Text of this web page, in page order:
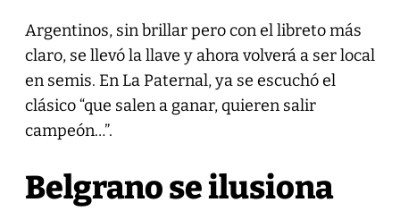
Argentinos, sin brillar pero con el libreto más
claro, se llevó la llave y ahora volverá a ser local
en semis. En La Paternal, ya se escuchó el
clásico “que salen a ganar, quieren salir
campeón…”.
Belgrano se ilusiona